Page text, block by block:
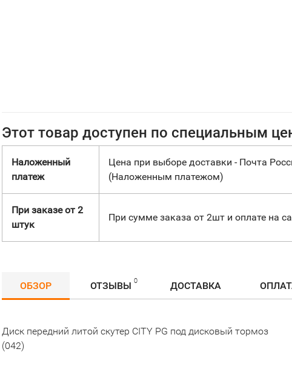
Этот товар доступен по специальным
Наложенный
платеж
Цена при выборе доставки - Почта
(Наложенным платежом)
При заказе от 2
штук
При сумме заказа от 2шт и оплате на
ОБЗОР ОТЗЫВЫ 0 ДОСТАВКА
Диск передний литой скутер CITY PG под дисковый тормоз
(042)